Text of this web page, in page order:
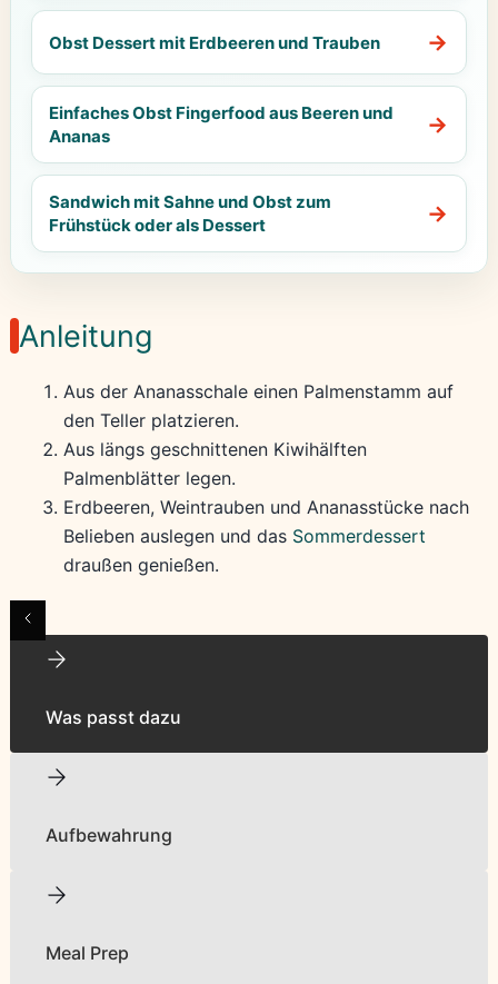
Obst Dessert mit Erdbeeren und Trauben
Einfaches Obst Fingerfood aus Beeren und
Ananas
Sandwich mit Sahne und Obst zum
Frühstück oder als Dessert
Anleitung
Aus der Ananasschale einen Palmenstamm auf
den Teller platzieren.
Aus längs geschnittenen Kiwihälften
Palmenblätter legen.
Erdbeeren, Weintrauben und Ananasstücke nach
Belieben auslegen und das Sommerdessert
draußen genießen.
Was passt dazu
Aufbewahrung
Meal Prep